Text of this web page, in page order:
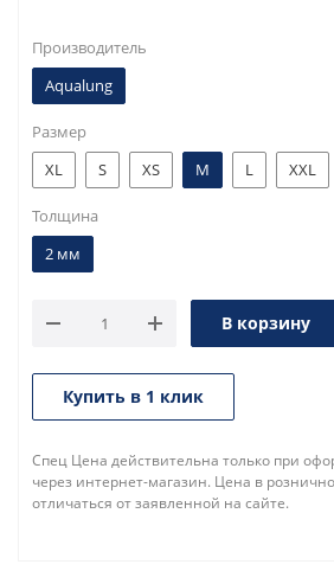
Производитель
Aqualung
Размер
XL
S XS M L XXL
Толщина
2 мм
В корзину
Купить в 1 клик
Спец Цена действительна только при
через интернет-магазин. Цена в
отличаться от заявленной на сайте.